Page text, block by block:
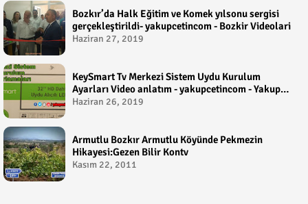
Bozkır’da Halk Eğitim ve Komek yılsonu sergisi
gerçekleştirildi- yakupcetincom - Bozkir Videolari
Haziran 27, 2019
KeySmart Tv Merkezi Sistem Uydu Kurulum
Ayarları Video anlatım - yakupcetincom - Yakup
Çetin
Haziran 26, 2019
Armutlu Bozkır Armutlu Köyünde Pekmezin
Hikayesi:Gezen Bilir Kontv
Kasım 22, 2011